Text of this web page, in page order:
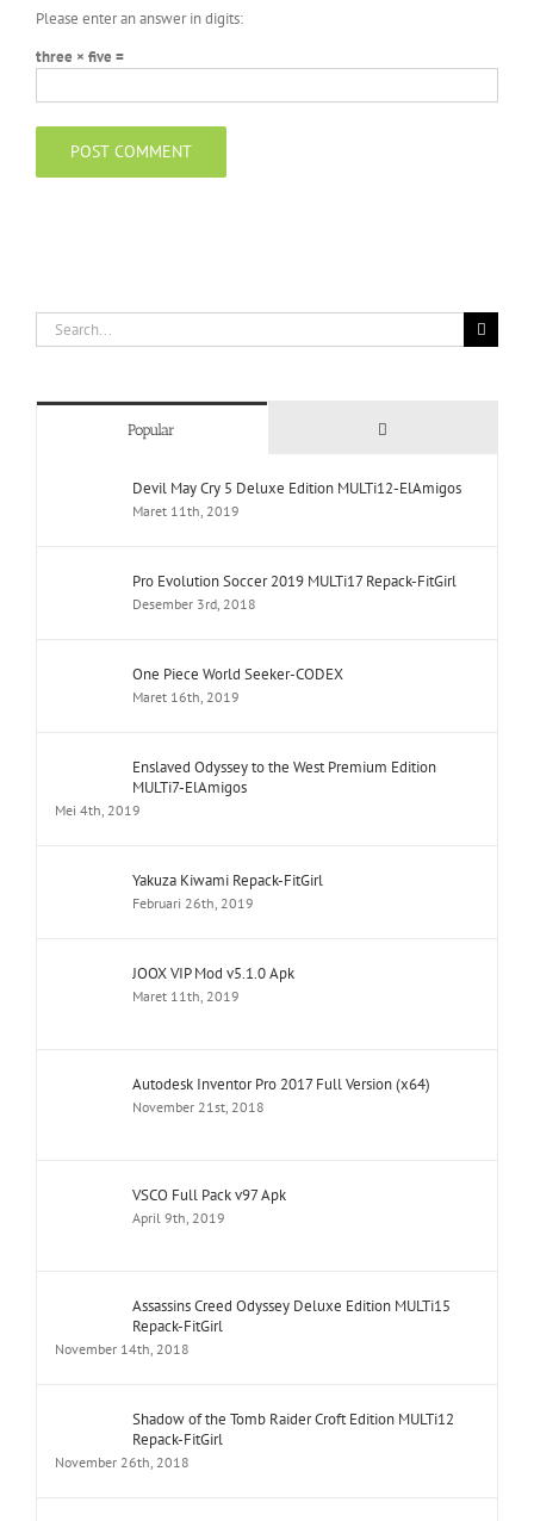
Please enter an answer in digits:
three × five =
Search
for:
Popular Comments
Devil May Cry 5 Deluxe Edition MULTi12-ElAmigos
Maret 11th, 2019
Pro Evolution Soccer 2019 MULTi17 Repack-FitGirl
Desember 3rd, 2018
One Piece World Seeker-CODEX
Maret 16th, 2019
Enslaved Odyssey to the West Premium Edition
MULTi7-ElAmigos
Mei 4th, 2019
Yakuza Kiwami Repack-FitGirl
Februari 26th, 2019
JOOX VIP Mod v5.1.0 Apk
Maret 11th, 2019
Autodesk Inventor Pro 2017 Full Version (x64)
November 21st, 2018
VSCO Full Pack v97 Apk
April 9th, 2019
Assassins Creed Odyssey Deluxe Edition MULTi15
Repack-FitGirl
November 14th, 2018
Shadow of the Tomb Raider Croft Edition MULTi12
Repack-FitGirl
November 26th, 2018